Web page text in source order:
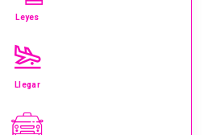
Leyes
Llegar